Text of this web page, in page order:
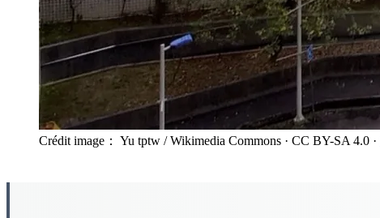
Crédit image： Yu tptw / Wikimedia Commons · CC BY-SA 4.0 ·